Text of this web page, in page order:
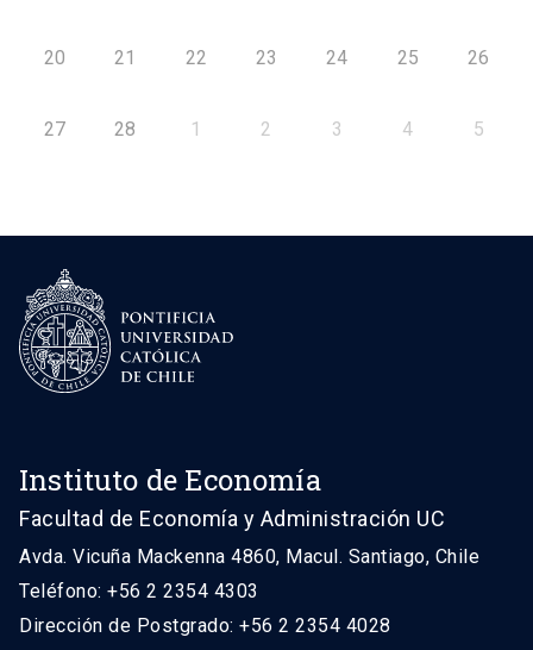
20 21 22 23 24 25 26
27 28 1 2 3 4 5
Instituto de Economía
Facultad de Economía y Administración UC
Avda. Vicuña Mackenna 4860, Macul. Santiago, Chile
Teléfono: +56 2 2354 4303
Dirección de Postgrado: +56 2 2354 4028